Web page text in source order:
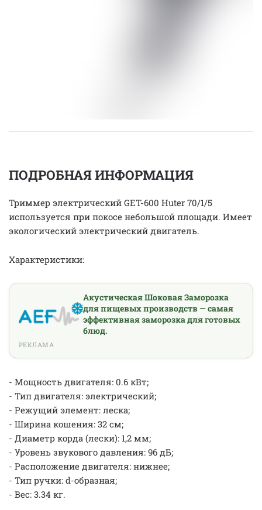
ПОДРОБНАЯ ИНФОРМАЦИЯ
Триммер электрический GET-600 Huter 70/1/5
используется при покосе небольшой площади. Имеет
экологический электрический двигатель.
Характеристики:
Акустическая Шоковая Заморозка
для пищевых производств — самая
эффективная заморозка для готовых
блюд.
РЕКЛАМА
- Мощность двигателя: 0.6 кВт;
- Тип двигателя: электрический;
- Режущий элемент: леска;
- Ширина кошения: 32 см;
- Диаметр корда (лески): 1,2 мм;
- Уровень звукового давления: 96 дБ;
- Расположение двигателя: нижнее;
- Тип ручки: d-образная;
- Вес: 3.34 кг.